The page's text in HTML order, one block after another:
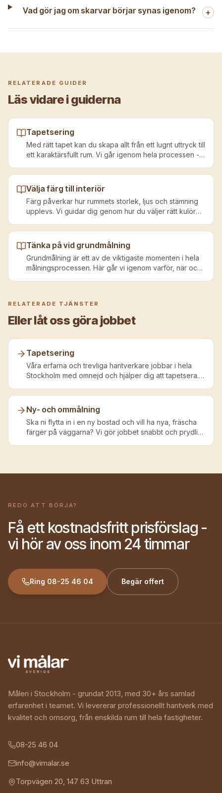
Vad gör jag om skarvar börjar synas igenom? +
RELATERADE GUIDER
Läs vidare i guiderna
Tapetsering
Med rätt tapet kan du skapa allt från ett lugnt uttryck till
ett karaktärsfullt rum. Vi går igenom hela processen -
Välja färg till interiör
Färg påverkar hur rummets storlek, ljus och stämning
upplevs. Vi guidar dig genom hur du väljer rätt kulör
Tänka på vid grundmålning
Grundmålning är ett av de viktigaste momenten i hela
målningsprocessen. Här går vi igenom varför, när och
RELATERADE TJÄNSTER
Eller låt oss göra jobbet
Tapetsering
Våra erfarna och trevliga hantverkare jobbar i hela
Stockholm med omnejd och hjälper dig att tapetsera.
länge i kaoset - och får alltid ett proffsigt resultat.
Ny- och ommålning
Ska ni flytta in i en ny bostad och vill ha nya, fräscha
färger på väggarna? Vi gör jobbet snabbt och prydligt
REDO ATT BÖRJA?
Få ett kostnadsfritt prisförslag -
vi hör av oss inom 24 timmar
Ring 08-25 46 04 Begär offert
Måleri i Stockholm - grundat 2013, med 30+ års samlad
erfarenhet i teamet. Vi levererar professionellt hantverk med
kvalitet och omsorg, från enskilda rum till hela fastigheter.
08-25 46 04
info@vimalar.se
Torpvägen 20, 147 63 Uttran